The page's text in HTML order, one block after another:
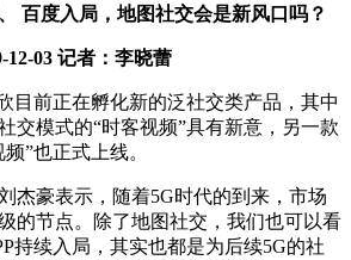
度入局，地图社交会是新风口吗？
03 记者：李晓蕾
前正在孵化新的泛社交类产品，其中
交模式的“时客视频”具有新意，另一款
”也正式上线。
豪表示，随着5G时代的到来，市场
的节点。除了地图社交，我们也可以看
持续入局，其实也都是为后续5G的社